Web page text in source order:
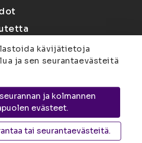
6, 80100 Joensuu |
15, PL 1627, 70211
Kuopio
kävijätietoja
ja sen seurantaevästeitä
ja kolmannen
evästeet.
tai seurantaevästeitä.